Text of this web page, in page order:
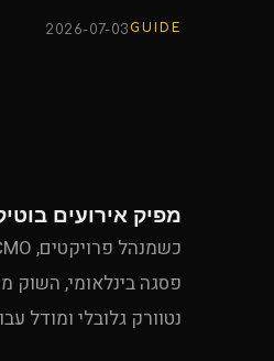
GUIDE
2026-07-03
מפיק אירועים
נטוורק גלובלי ומודל